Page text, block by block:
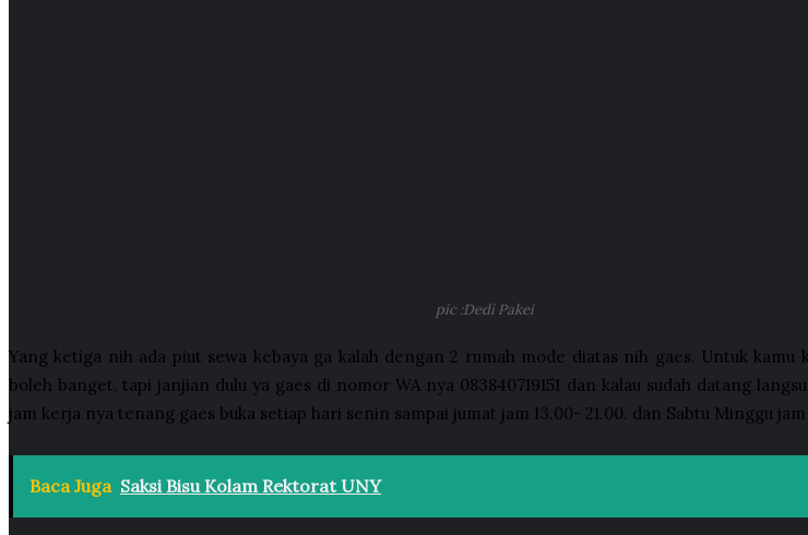
pic :Dedi Pakei
Yang ketiga nih ada piut sewa kebaya ga kalah dengan 2 rumah mode diatas nih gaes. Untuk
boleh banget, tapi janjian dulu ya gaes di nomor WA nya 083840719151 dan kalau sudah datang
jam kerja nya tenang gaes buka setiap hari senin sampai jumat jam 13.00- 21.00. dan Sabtu Minggu jam
Baca Juga Saksi Bisu Kolam Rektorat UNY